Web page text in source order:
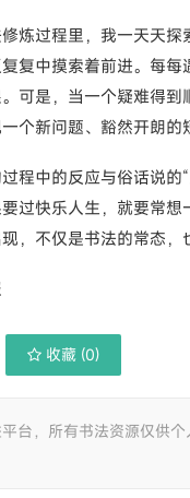
炼过程里，我一天天
复中摸索着前进。每
可是，当一个疑难得
个新问题、豁然开朗的
程中的反应与俗话说
过快乐人生，就要常
，不仅是书法的常态
收藏 (0)
台，所有书法资源仅供